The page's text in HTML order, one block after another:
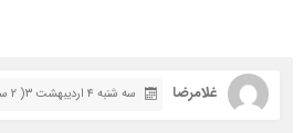
غلامرضا سه شنبه ۴ اردیبهشت ۳( 2 سال پیش)